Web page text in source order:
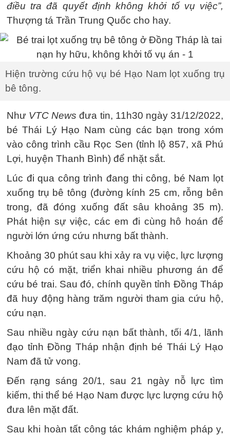
điều tra đã quyết định không khởi tố vụ việc”,
Thượng tá Trần Trung Quốc cho hay.
Hiện trường cứu hộ vụ bé Hạo Nam lọt xuống trụ
bê tông.
Như VTC News đưa tin, 11h30 ngày 31/12/2022,
bé Thái Lý Hạo Nam cùng các bạn trong xóm
vào công trình cầu Rọc Sen (tỉnh lộ 857, xã Phú
Lợi, huyện Thanh Bình) để nhặt sắt.
Lúc đi qua công trình đang thi công, bé Nam lọt
xuống trụ bê tông (đường kính 25 cm, rỗng bên
trong, đã đóng xuống đất sâu khoảng 35 m).
Phát hiện sự việc, các em đi cùng hô hoán để
người lớn ứng cứu nhưng bất thành.
Khoảng 30 phút sau khi xảy ra vụ việc, lực lượng
cứu hộ có mặt, triển khai nhiều phương án để
cứu bé trai. Sau đó, chính quyền tỉnh Đồng Tháp
đã huy động hàng trăm người tham gia cứu hộ,
cứu nạn.
Sau nhiều ngày cứu nạn bất thành, tối 4/1, lãnh
đạo tỉnh Đồng Tháp nhận định bé Thái Lý Hạo
Nam đã tử vong.
Đến rạng sáng 20/1, sau 21 ngày nỗ lực tìm
kiếm, thi thể bé Hạo Nam được lực lượng cứu hộ
đưa lên mặt đất.
Sau khi hoàn tất công tác khám nghiệm pháp y,